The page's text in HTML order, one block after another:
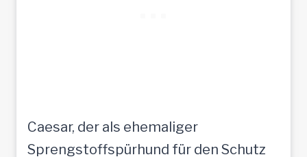
Caesar, der als ehemaliger
Sprengstoffspürhund für den Schutz